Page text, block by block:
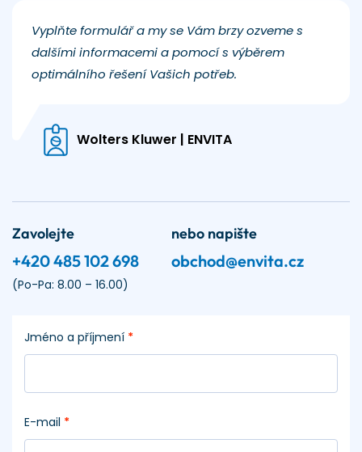
Vyplňte formulář a my se Vám brzy ozveme s
dalšími informacemi a pomocí s výběrem
optimálního řešení Vašich potřeb.
Wolters Kluwer | ENVITA
Zavolejte
+420 485 102 698
(Po-Pa: 8.00 – 16.00)
nebo napište
obchod@envita.cz
Jméno a příjmení *
E-mail *